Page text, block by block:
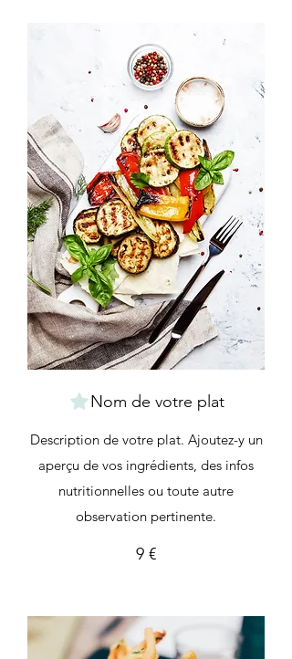
Nom de votre plat
Description de votre plat. Ajoutez-y un
aperçu de vos ingrédients, des infos
nutritionnelles ou toute autre
observation pertinente.
9 €